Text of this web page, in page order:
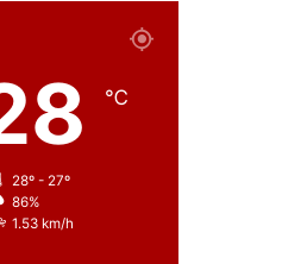
℃
28º - 27º
86%
1.53 km/h